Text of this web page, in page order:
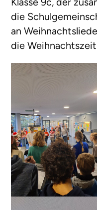
die
an
die